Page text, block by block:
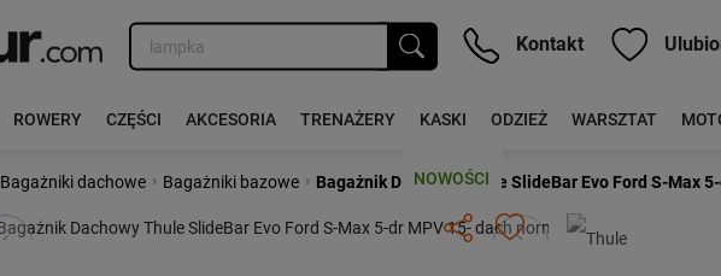
Kontakt
ROWERY CZĘŚCI AKCESORIA TRENAŻERY KASKI ODZIEŻ WARSZTAT
NOWOŚCI
Bagażniki dachowe › Bagażniki bazowe › Bagażnik Dachowy Thule SlideBar Evo Ford S-Max
Poprzedni Następny